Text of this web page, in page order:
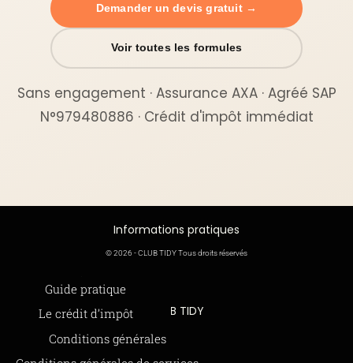
Demander un devis gratuit →
Voir toutes les formules
Sans engagement · Assurance AXA · Agréé SAP
N°979480886 · Crédit d'impôt immédiat
Informations pratiques
Guide pratique
Le crédit d’impôt
Offre de parrainage 50-50
© 2026 - CLUB TIDY Tous droits réservés
Informations légales
Conditions générales
CLUB TIDY
SAS CLUB TIDY
165 Avenue de Bretagne